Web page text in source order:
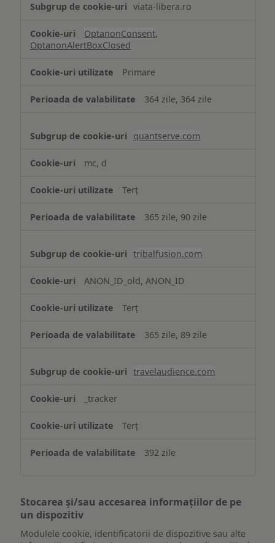
viata-libera.ro
OptanonConsent,
OptanonAlertBoxClosed
Primare
364 zile, 364 zile
quantserve.com
mc, d
Terț
365 zile, 90 zile
tribalfusion.com
ANON_ID_old, ANON_ID
Terț
365 zile, 89 zile
travelaudience.com
_tracker
Terț
392 zile
Stocarea și/sau accesarea informațiilor de pe
un dispozitiv
Modulele cookie, identificatorii de dispozitive sau alte